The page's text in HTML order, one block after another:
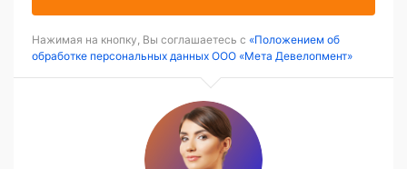
Нажимая на кнопку, Вы соглашаетесь с «Положением об
обработке персональных данных ООО «Мета Девелопмент»